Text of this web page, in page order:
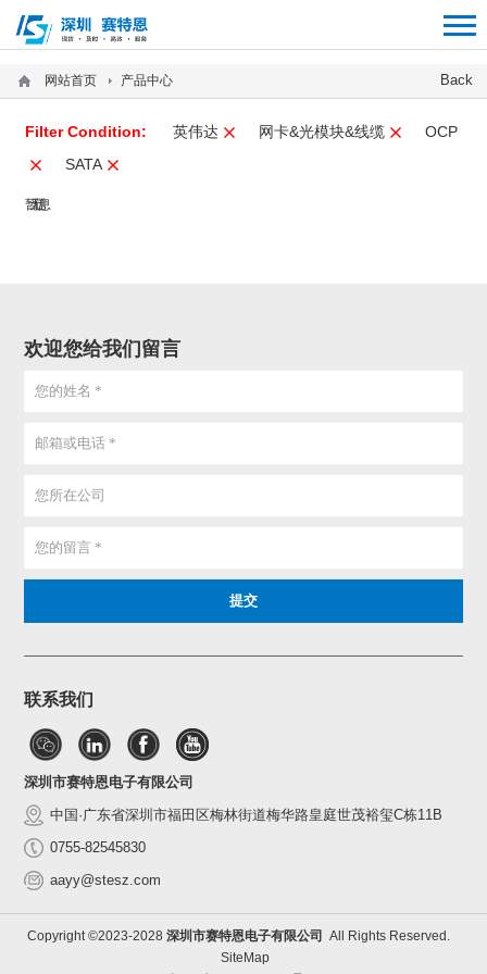
Back
网站首页 产品中心
Filter Condition: 英伟达 网卡&光模块&线缆
OCP
SATA
暂无信息
欢迎您给我们留言
联系我们
深圳市赛特恩电子有限公司
中国·广东省深圳市福田区梅林街道梅华路皇庭世茂裕玺C栋11B
0755-82545830
aayy@stesz.com
Copyright ©2023-2028 深圳市赛特恩电子有限公司 All Rights Reserved.
SiteMap